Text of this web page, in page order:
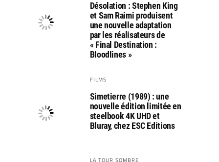
Désolation : Stephen King
et Sam Raimi produisent
une nouvelle adaptation
par les réalisateurs de
« Final Destination :
Bloodlines »
FILMS
Simetierre (1989) : une
nouvelle édition limitée en
steelbook 4K UHD et
Bluray, chez ESC Editions
LA TOUR SOMBRE